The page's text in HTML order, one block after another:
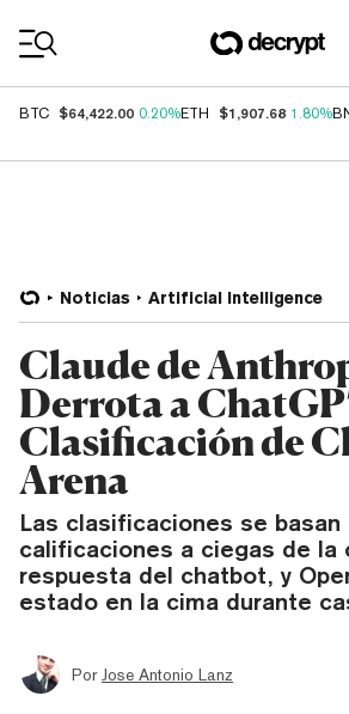
BTC $64,422.00 0.20%ETH $1,907.68 1.80%
Noticias Artificial Intelligence
Claude de
Derrota a
Clasificación de
Arena
Las clasificaciones se basan
calificaciones a ciegas de la
respuesta del chatbot, y
estado en la cima durante
Por Jose Antonio Lanz